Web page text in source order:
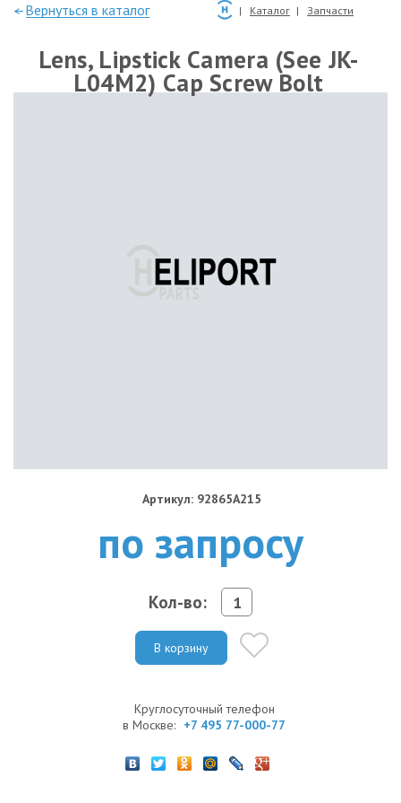
—Вернуться в каталог Каталог Запчасти
Lens, Lipstick Camera (See JK-
L04M2) Cap Screw Bolt
Артикул: 92865A215
по запросу
Кол-во:
В корзину
Круглосуточный телефон
в Москве: +7 495 77-000-77